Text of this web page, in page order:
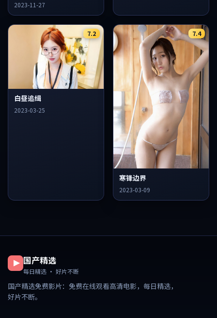
2023-11-27
7.2
白昼追缉
2023-03-25
7.4
寒锋边界
2023-03-09
国产精选
每日精选 · 好片不断
国产精选免费影片：免费在线观看高清电影，每日精选，
好片不断。